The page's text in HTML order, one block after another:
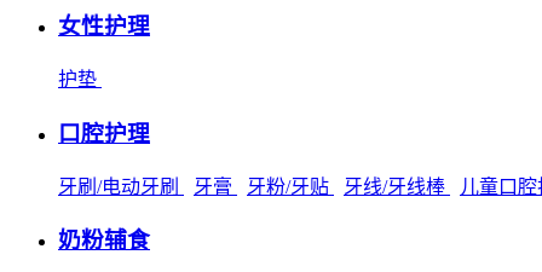
女性护理
护垫
口腔护理
牙刷/电动牙刷 牙膏 牙粉/牙贴 牙线/牙线棒 儿童口腔
奶粉辅食